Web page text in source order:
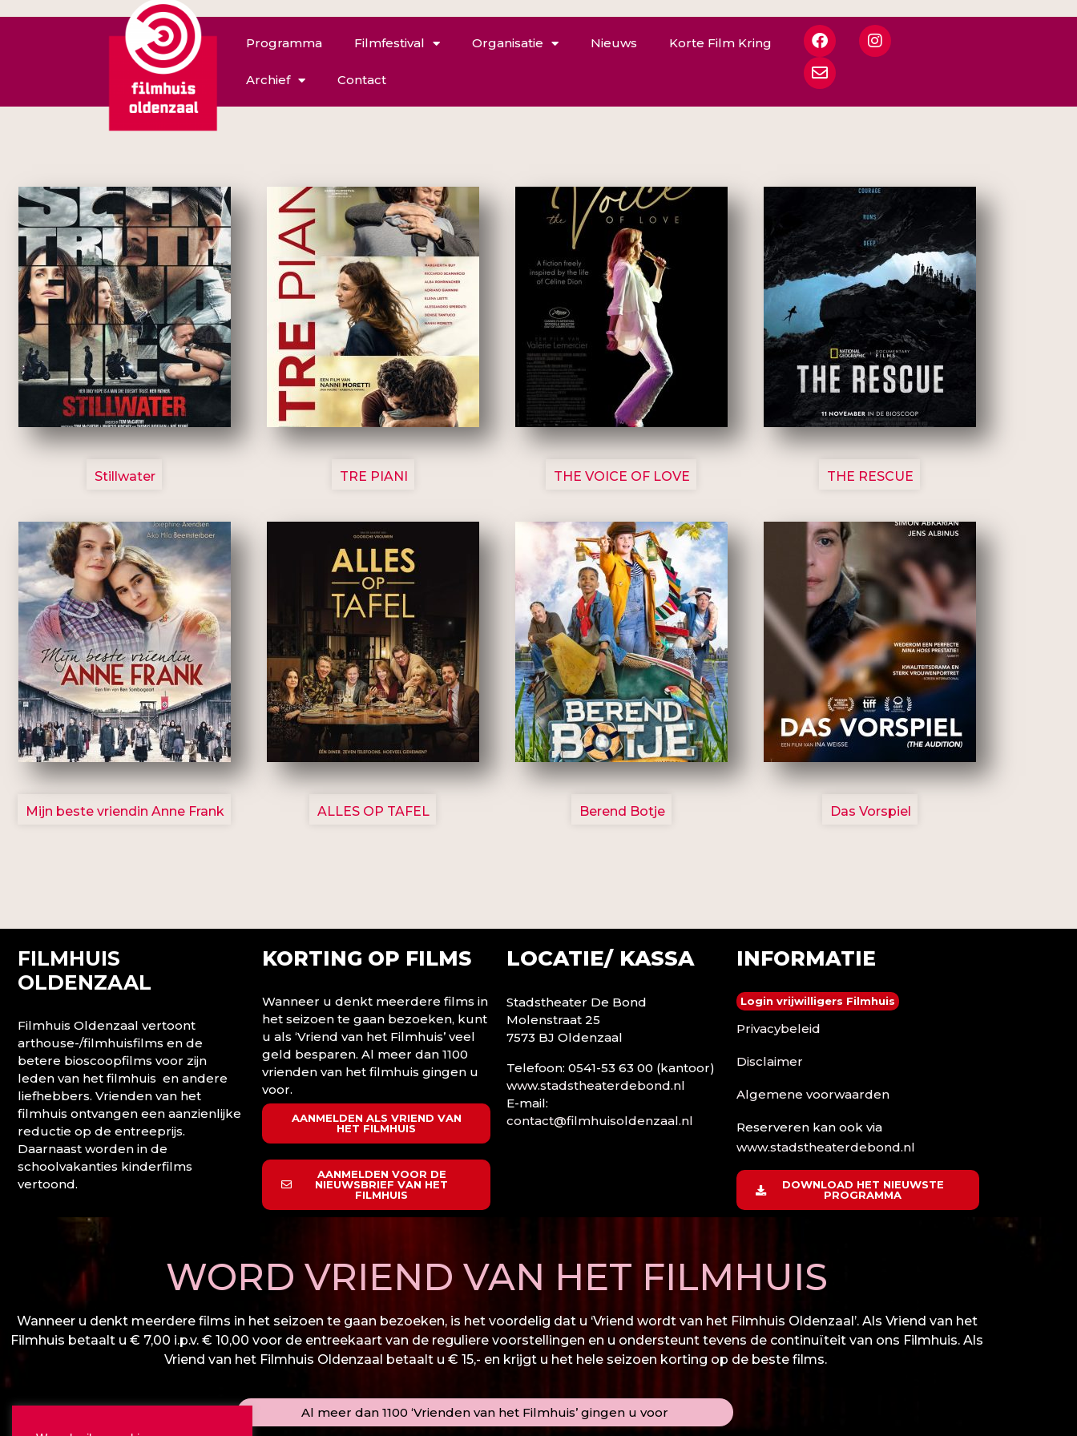
Programma Filmfestival Organisatie Nieuws Korte Film Kring
Archief Contact
3123
Stillwater
3129
TRE PIANI
3135
THE VOICE OF LOVE
3148
THE RESCUE
2757
Mijn beste vriendin Anne Frank
3154
ALLES OP TAFEL
2799
Berend Botje
2777
Das Vorspiel
FILMHUIS
OLDENZAAL
Filmhuis Oldenzaal vertoont
arthouse-/filmhuisfilms en de
betere bioscoopfilms voor zijn
leden van het filmhuis en andere
liefhebbers. Vrienden van het
filmhuis ontvangen een aanzienlijke
reductie op de entreeprijs.
Daarnaast worden in de
schoolvakanties kinderfilms
vertoond.
KORTING OP FILMS
Wanneer u denkt meerdere films in
het seizoen te gaan bezoeken, kunt
u als ‘Vriend van het Filmhuis’ veel
geld besparen. Al meer dan 1100
vrienden van het filmhuis gingen u
voor.
AANMELDEN ALS VRIEND VAN
HET FILMHUIS
AANMELDEN VOOR DE
NIEUWSBRIEF VAN HET
FILMHUIS
WORD VRIEND VAN HET FILMHUIS
Wanneer u denkt meerdere films in het seizoen te gaan bezoeken, is het voordelig dat u ‘Vriend wordt van het Filmhuis Oldenzaal’. Als Vriend van het
Filmhuis betaalt u € 7,00 i.p.v. € 10,00 voor de entreekaart van de reguliere voorstellingen en u ondersteunt tevens de continuïteit van ons Filmhuis. Als
Vriend van het Filmhuis Oldenzaal betaalt u € 15,- en krijgt u het hele seizoen korting op de beste films.
Al meer dan 1100 ‘Vrienden van het Filmhuis’ gingen u voor
LOCATIE/ KASSA
Stadstheater De Bond
Molenstraat 25
7573 BJ Oldenzaal
Telefoon: 0541-53 63 00 (kantoor)
www.stadstheaterdebond.nl
E-mail:
contact@filmhuisoldenzaal.nl
INFORMATIE
Login vrijwilligers Filmhuis
Privacybeleid
Disclaimer
Algemene voorwaarden
Reserveren kan ook via
www.stadstheaterdebond.nl
DOWNLOAD HET NIEUWSTE
PROGRAMMA